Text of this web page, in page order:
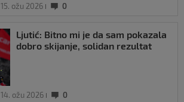
15. ožu 2026 0
Ljutić: Bitno mi je da sam pokazala
dobro skijanje, solidan rezultat
14. ožu 2026 0